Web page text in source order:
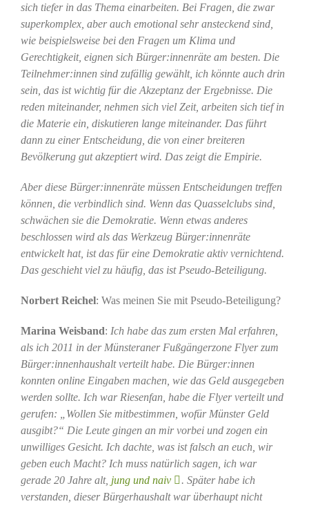
sich tiefer in das Thema einarbeiten. Bei Fragen, die zwar
superkomplex, aber auch emotional sehr ansteckend sind,
wie beispielsweise bei den Fragen um Klima und
Gerechtigkeit, eignen sich Bürger:innenräte am besten. Die
Teilnehmer:innen sind zufällig gewählt, ich könnte auch drin
sein, das ist wichtig für die Akzeptanz der Ergebnisse. Die
reden miteinander, nehmen sich viel Zeit, arbeiten sich tief in
die Materie ein, diskutieren lange miteinander. Das führt
dann zu einer Entscheidung, die von einer breiteren
Bevölkerung gut akzeptiert wird. Das zeigt die Empirie.
Aber diese Bürger:innenräte müssen Entscheidungen treffen
können, die verbindlich sind. Wenn das Quasselclubs sind,
schwächen sie die Demokratie. Wenn etwas anderes
beschlossen wird als das Werkzeug Bürger:innenräte
entwickelt hat, ist das für eine Demokratie aktiv vernichtend.
Das geschieht viel zu häufig, das ist Pseudo-Beteiligung.
Norbert Reichel: Was meinen Sie mit Pseudo-Beteiligung?
Marina Weisband: Ich habe das zum ersten Mal erfahren,
als ich 2011 in der Münsteraner Fußgängerzone Flyer zum
Bürger:innenhaushalt verteilt habe. Die Bürger:innen
konnten online Eingaben machen, wie das Geld ausgegeben
werden sollte. Ich war Riesenfan, habe die Flyer verteilt und
gerufen: „Wollen Sie mitbestimmen, wofür Münster Geld
ausgibt?“ Die Leute gingen an mir vorbei und zogen ein
unwilliges Gesicht. Ich dachte, was ist falsch an euch, wir
geben euch Macht? Ich muss natürlich sagen, ich war
gerade 20 Jahre alt, jung und naiv
. Später habe ich
verstanden, dieser Bürgerhaushalt war überhaupt nicht